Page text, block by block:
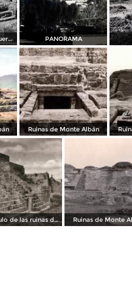
Tumba No. 7, donde fueron encontradas las joyas PANORAMA
Ruinas de Monte Albán
Montículo de las ruinas de Monte Albán Ruinas de Monte